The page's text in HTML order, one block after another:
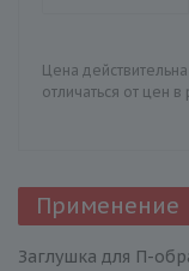
Цена
отличаться от цен
Применение
Заглушка для П-